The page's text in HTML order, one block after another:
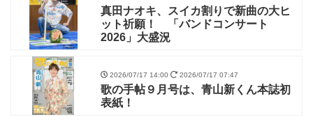
真田ナオキ、スイカ割りで新曲の大ヒ
ット祈願！ 「バンドコンサート
2026」大盛況
2026/07/17 14:00 2026/07/17 07:47
歌の手帖９月号は、青山新くん本誌初
表紙！